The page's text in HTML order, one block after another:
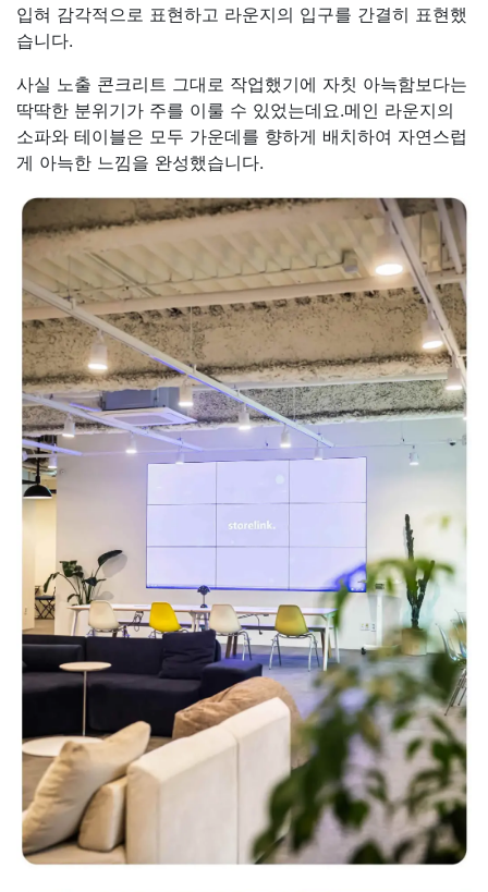
입혀 감각적으로 표현하고 라운지의 입구를 간결히 표현했
습니다.
사실 노출 콘크리트 그대로 작업했기에 자칫 아늑함보다는
딱딱한 분위기가 주를 이룰 수 있었는데요.메인 라운지의
소파와 테이블은 모두 가운데를 향하게 배치하여 자연스럽
게 아늑한 느낌을 완성했습니다.